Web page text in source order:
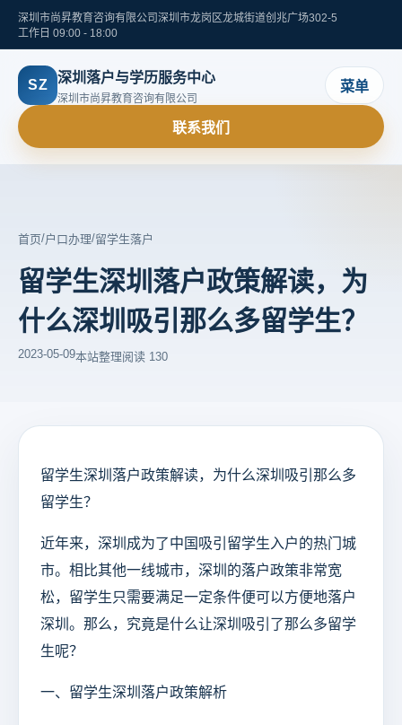
深圳市尚昇教育咨询有限公司 深圳市龙岗区龙城街道创兆广场302-5
工作日 09:00 - 18:00
SZ 深圳落户与学历服务中心
深圳市尚昇教育咨询有限公司
菜单
联系我们
首页/户口办理/留学生落户
留学生深圳落户政策解读，为
什么深圳吸引那么多留学生？
2023-05-09本站整理阅读 130
留学生深圳落户政策解读，为什么深圳吸引那么多
留学生？
近年来，深圳成为了中国吸引留学生入户的热门城
市。相比其他一线城市，深圳的落户政策非常宽
松，留学生只需要满足一定条件便可以方便地落户
深圳。那么，究竟是什么让深圳吸引了那么多留学
生呢？
一、留学生深圳落户政策解析